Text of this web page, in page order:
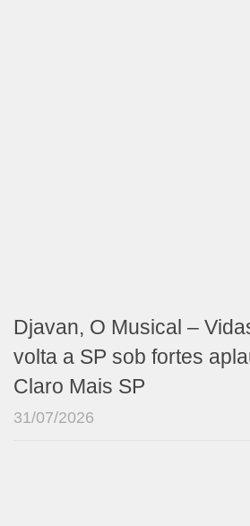
Djavan, O Musical –
volta a SP sob fortes
Claro Mais SP
31/07/2026